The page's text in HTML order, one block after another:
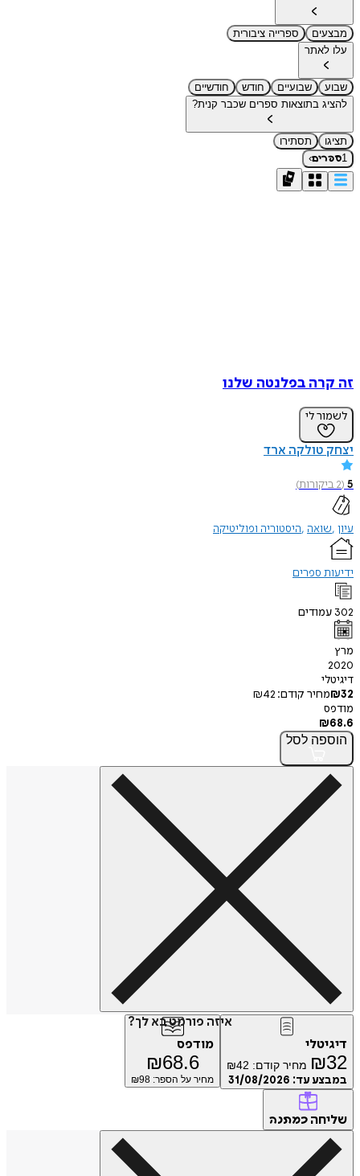
מבצעים
ספרייה ציבורית
עלו לאתר
שבוע שבועיים חודש
חודשיים
להציג בתוצאות ספרים שכבר קנית?
תציגו
תסתירו
1ספרים›
זה קרה בפלנטה שלנו
לשמור לי
יצחק טולקה ארד
5
(
2ביקורות)
עיון שואה היסטוריה ופוליטיקה
ידיעות ספרים
302 עמודים
מרץ
2020
דיגיטלי
₪32 מחיר קודם: ₪42
מודפס
₪68.6
הוספה לסל
איזה פורמט בא לך?
דיגיטלי
₪32 מחיר קודם: ₪42
במבצע עד: 31/08/2026
מודפס
₪68.6
מחיר על הספר: ₪ 98
שליחה כמתנה